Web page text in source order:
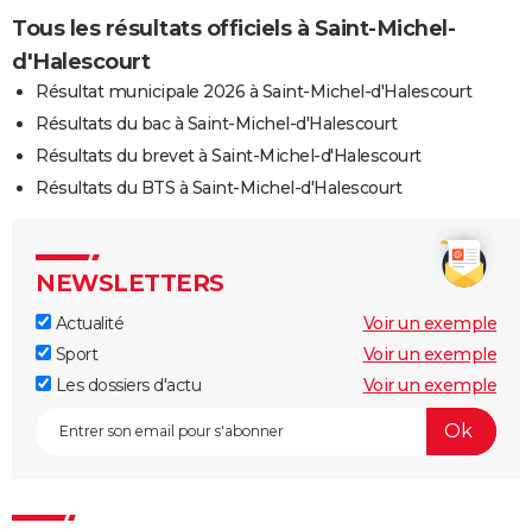
Tous les résultats officiels à Saint-Michel-
d'Halescourt
Résultat municipale 2026 à Saint-Michel-d'Halescourt
Résultats du bac à Saint-Michel-d'Halescourt
Résultats du brevet à Saint-Michel-d'Halescourt
Résultats du BTS à Saint-Michel-d'Halescourt
NEWSLETTERS
Actualité
Voir un exemple
Sport
Voir un exemple
Les dossiers d'actu
Voir un exemple